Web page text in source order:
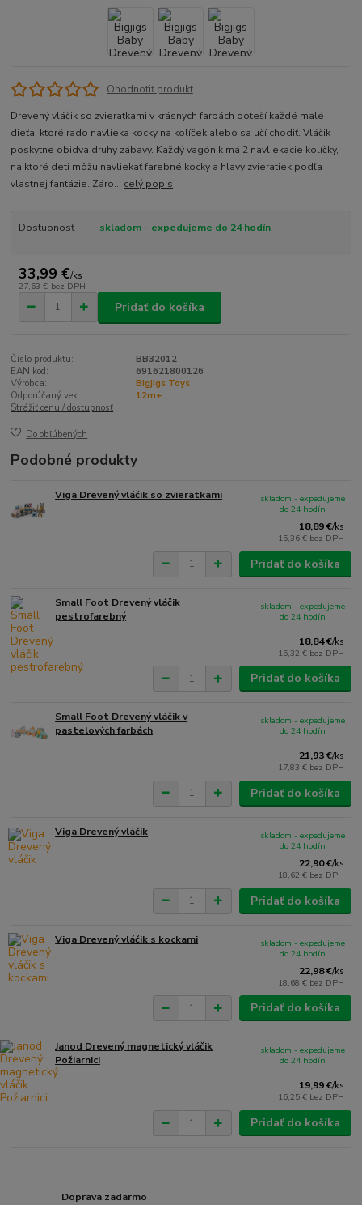
Ohodnotiť produkt
Drevený vláčik so zvieratkami v krásnych farbách poteší každé malé
dieťa, ktoré rado navlieka kocky na kolíček alebo sa učí chodiť. Vláčik
poskytne obidva druhy zábavy. Každý vagónik má 2 navliekacie kolíčky,
na ktoré deti môžu navliekať farebné kocky a hlavy zvieratiek podľa
vlastnej fantázie. Záro... celý popis
Dostupnosť skladom - expedujeme do 24 hodín
33,99 €/ks
27,63 € bez DPH
Pridať do košíka
Číslo produktu:
BB32012
EAN kód:
691621800126
Výrobca:
Bigjigs Toys
Odporúčaný vek:
12m+
Strážiť cenu / dostupnosť
Do obľúbených
Podobné produkty
Viga Drevený vláčik so zvieratkami
18,89 €/ks
15,36 € bez DPH
skladom - expedujeme
do 24 hodín
Pridať do košíka
Small Foot Drevený vláčik
pestrofarebný
18,84 €/ks
15,32 € bez DPH
skladom - expedujeme
do 24 hodín
Pridať do košíka
Small Foot Drevený vláčik v
pastelových farbách
21,93 €/ks
17,83 € bez DPH
skladom - expedujeme
do 24 hodín
Pridať do košíka
Viga Drevený vláčik
22,90 €/ks
18,62 € bez DPH
skladom - expedujeme
do 24 hodín
Pridať do košíka
Viga Drevený vláčik s kockami
22,98 €/ks
18,68 € bez DPH
skladom - expedujeme
do 24 hodín
Pridať do košíka
Janod Drevený magnetický vláčik
Požiarnici
19,99 €/ks
16,25 € bez DPH
skladom - expedujeme
do 24 hodín
Pridať do košíka
Doprava zadarmo